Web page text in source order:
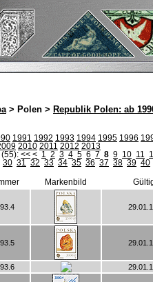
> Polen > Republik Polen: ab
1991 1992 1993 1994 1995 1996
2010 2011 2012 2013
<< < 1 2 3 4 5 6 7 8 9 10 11
30 31 32 33 34 35 36 37 38 39 40
Markenbild